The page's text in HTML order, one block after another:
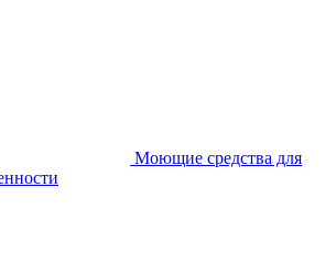
Моющие средства для